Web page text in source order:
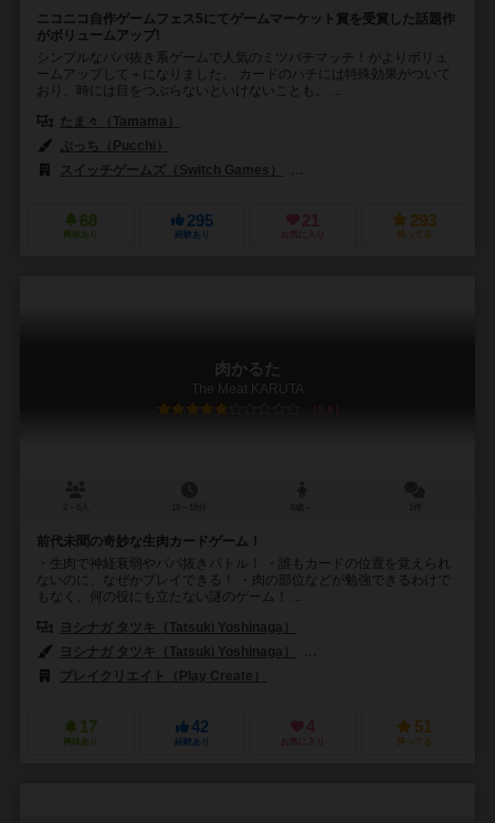
ニコニコ自作ゲームフェス5にてゲームマーケット賞を受賞した話題作
がボリュームアップ!
シンプルなババ抜き系ゲームで人気のミツバチマッチ！がよりボリュ
ームアップして＋になりました。 カードのハチには特殊効果がついて
おり、時には目をつぶらないといけないことも。 ...
たま々（Tamama）
ぷっち（Pucchi）
スイッチゲームズ（Switch Games）
68
興味あり
295
経験あり
21
お気に入り
293
持ってる
肉かるた
The Meat KARUTA
5.8
前代未聞の奇妙な生肉カードゲーム！
・生肉で神経衰弱やババ抜きバトル！ ・誰もカードの位置を覚えられ
ないのに、なぜかプレイできる！ ・肉の部位などが勉強できるわけで
もなく、何の役にも立たない謎のゲーム！ ...
ヨシナガ タツキ（Tatsuki Yoshinaga）
ヨシナガ タツキ（Tatsuki Yoshinaga）
プレイクリエイト（Play Create）
17
興味あり
42
経験あり
4
お気に入り
51
持ってる